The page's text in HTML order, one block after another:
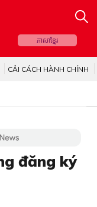
ភាសាខ្មែរ
CẢI CÁCH HÀNH CHÍNH
đăng ký